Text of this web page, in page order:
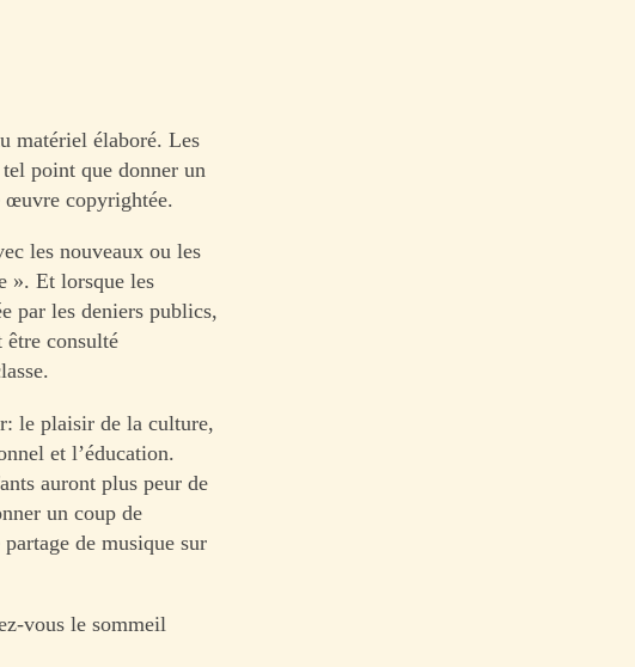
matériel élaboré. Les
point que donner un
œuvre copyrightée.
les nouveaux ou les
». Et lorsque les
par les deniers publics,
consulté
le plaisir de la culture,
et l’éducation.
auront plus peur de
un coup de
de musique sur
vous le sommeil